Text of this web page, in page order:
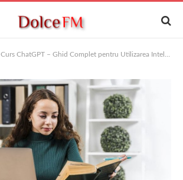
Curs ChatGPT – Ghid Complet pentru Utilizarea Inteligenței Artificiale în 2026